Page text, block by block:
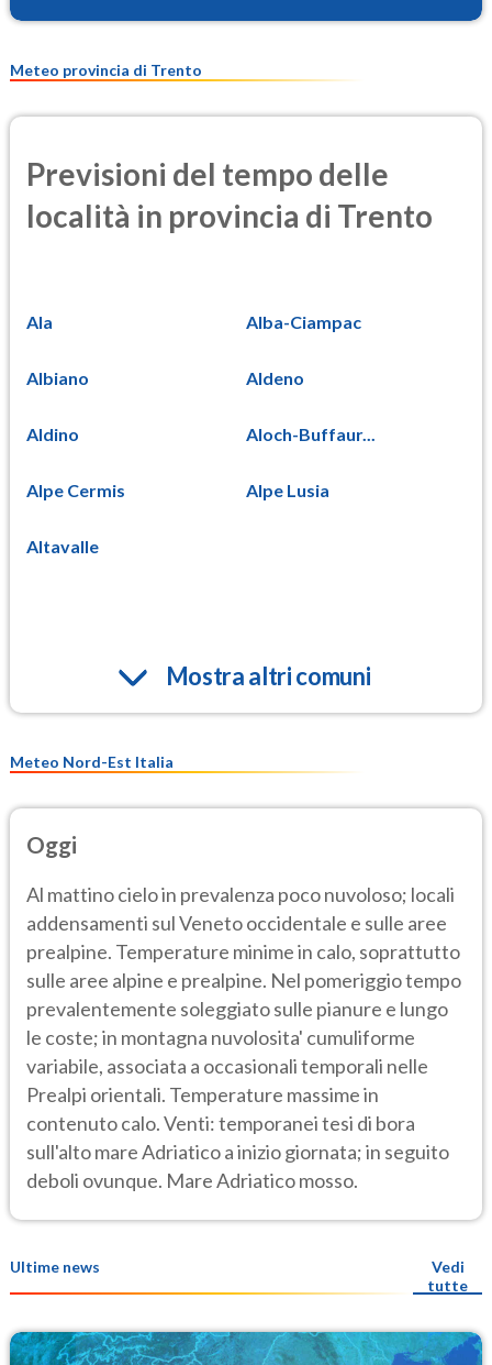
Meteo provincia di Trento
Previsioni del tempo delle
località in provincia di Trento
Ala Alba-Ciampac
Albiano Aldeno
Aldino Aloch-Buffaur...
Alpe Cermis Alpe Lusia
Altavalle
Mostra altri comuni
Meteo Nord-Est Italia
Oggi
Al mattino cielo in prevalenza poco nuvoloso; locali
addensamenti sul Veneto occidentale e sulle aree
prealpine. Temperature minime in calo, soprattutto
sulle aree alpine e prealpine. Nel pomeriggio tempo
prevalentemente soleggiato sulle pianure e lungo
le coste; in montagna nuvolosita' cumuliforme
variabile, associata a occasionali temporali nelle
Prealpi orientali. Temperature massime in
contenuto calo. Venti: temporanei tesi di bora
sull'alto mare Adriatico a inizio giornata; in seguito
deboli ovunque. Mare Adriatico mosso.
Ultime news
Vedi
tutte